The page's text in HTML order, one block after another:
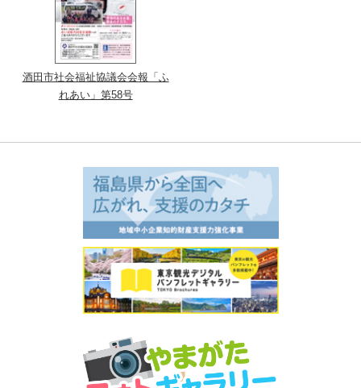
酒田市社会福祉協議会会報「ふ
れあい」第58号